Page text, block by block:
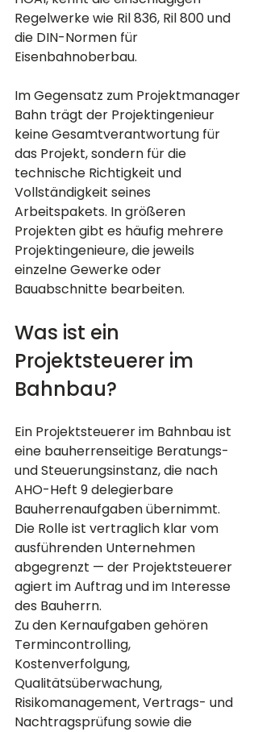
Regelwerke wie Ril 836, Ril 800 und
die DIN-Normen für
Eisenbahnoberbau.
Im Gegensatz zum Projektmanager
Bahn trägt der Projektingenieur
keine Gesamtverantwortung für
das Projekt, sondern für die
technische Richtigkeit und
Vollständigkeit seines
Arbeitspakets. In größeren
Projekten gibt es häufig mehrere
Projektingenieure, die jeweils
einzelne Gewerke oder
Bauabschnitte bearbeiten.
Was ist ein
Projektsteuerer im
Bahnbau?
Ein Projektsteuerer im Bahnbau ist
eine bauherrenseitige Beratungs-
und Steuerungsinstanz, die nach
AHO-Heft 9 delegierbare
Bauherrenaufgaben übernimmt.
Die Rolle ist vertraglich klar vom
ausführenden Unternehmen
abgegrenzt — der Projektsteuerer
agiert im Auftrag und im Interesse
des Bauherrn.
Zu den Kernaufgaben gehören
Termincontrolling,
Kostenverfolgung,
Qualitätsüberwachung,
Risikomanagement, Vertrags- und
Nachtragsprüfung sowie die